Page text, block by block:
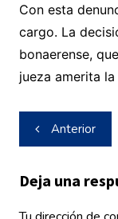
Con esta
cargo. La
bonaerense,
jueza amerita
Navegación
de
entradas
Anterior
Deja una